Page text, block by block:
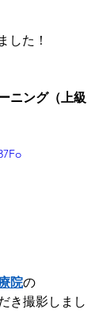
した！
ニング（上級
院の
き撮影しまし